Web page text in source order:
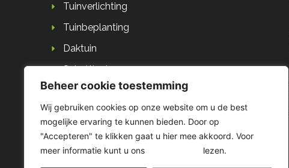
Beheer cookie toestemming
Wij gebruiken cookies op onze website om u de best
mogelijke ervaring te kunnen bieden. Door op
"Accepteren" te klikken gaat u hier mee akkoord. Voor
meer informatie kunt u ons
lezen.
Tuinverlichting
Tuinbeplanting
Daktuin
Schuttingbouw
Houtbouw